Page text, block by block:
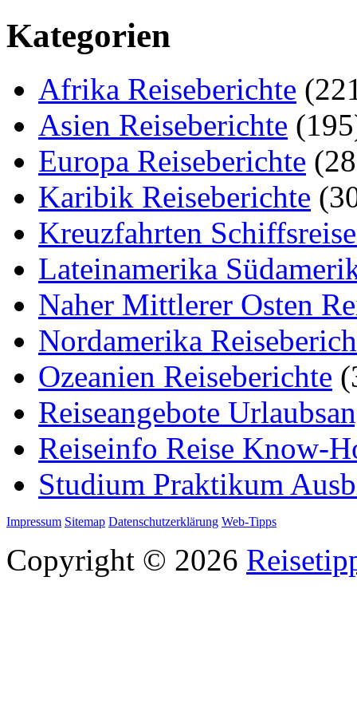
Kategorien
Afrika Reiseberichte
Asien Reiseberichte
Europa Reiseberichte
Karibik Reiseberichte
Kreuzfahrten
Lateinamerika
Naher Mittlerer Osten
Nordamerika
Ozeanien Reiseberichte
Reiseangebote
Reiseinfo Reise Know-
Studium Praktikum
Impressum Sitemap Datenschutzerklärung Web-Tipps
Copyright © 2026